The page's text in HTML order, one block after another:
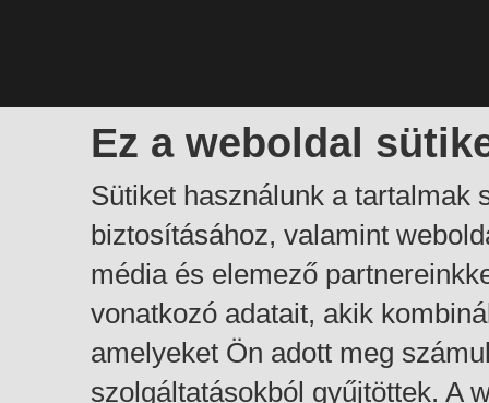
Ez a weboldal
Sütiket használunk a tartalmak
biztosításához, valamint
média és elemező
vonatkozó adatait, akik
amelyeket Ön adott meg
szolgáltatásokból gyűjtöttek. A